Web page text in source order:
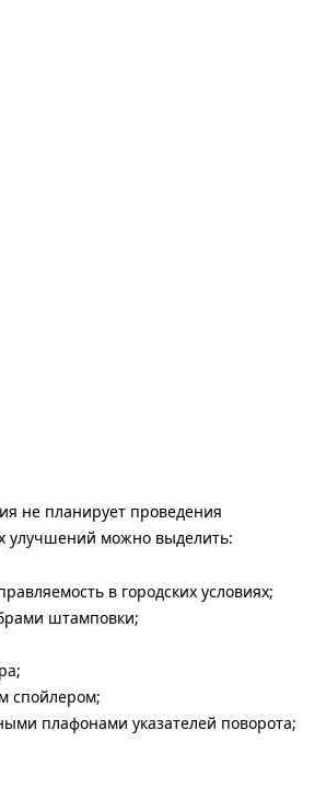
не планирует проведения
улучшений можно выделить:
в городских условиях;
штамповки;
спойлером;
плафонами указателей поворота;